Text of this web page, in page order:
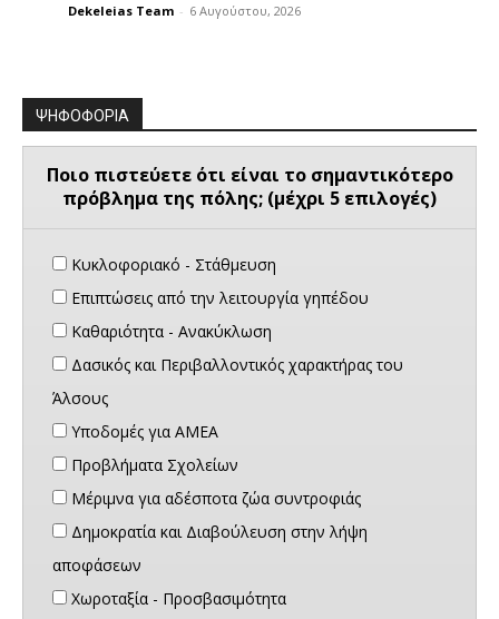
Dekeleias Team - 6 Αυγούστου, 2026
ΨΗΦΟΦΟΡΙΑ
Ποιο πιστεύετε ότι είναι το σημαντικότερο
πρόβλημα της πόλης; (μέχρι 5 επιλογές)
Κυκλοφοριακό - Στάθμευση
Επιπτώσεις από την λειτουργία γηπέδου
Καθαριότητα - Ανακύκλωση
Δασικός και Περιβαλλοντικός χαρακτήρας του
Άλσους
Υποδομές για ΑΜΕΑ
Προβλήματα Σχολείων
Μέριμνα για αδέσποτα ζώα συντροφιάς
Δημοκρατία και Διαβούλευση στην λήψη
αποφάσεων
Χωροταξία - Προσβασιμότητα